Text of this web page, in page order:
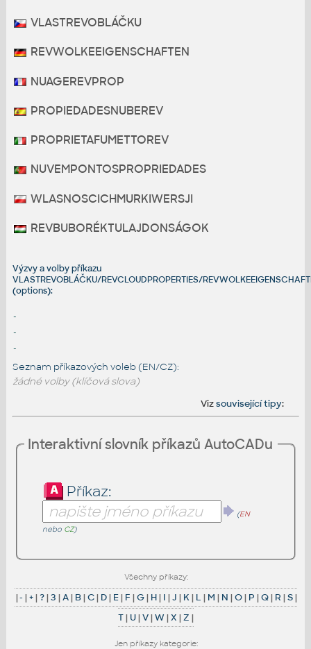
VLASTREVOBLÁČKU
REVWOLKEEIGENSCHAFTEN
NUAGEREVPROP
PROPIEDADESNUBEREV
PROPRIETAFUMETTOREV
NUVEMPONTOSPROPRIEDADES
WLASNOSCICHMURKIWERSJI
REVBUBORÉKTULAJDONSÁGOK
Výzvy a volby příkazu
VLASTREVOBLÁČKU/REVCLOUDPROPERTIES/
(options):
-
-
-
Seznam příkazových voleb (EN/CZ):
žádné volby (klíčová slova)
Vizsouvisející tipy:
Interaktivní slovník příkazů AutoCADu
Příkaz:
(EN
nebo CZ)
Všechny příkazy:
|- |+|?|3 |A| B|C| D| E| F |G| H| I |J | K| L | M | N |O| P |Q| R |S|
T| U|V|W|X |Z |
Jen příkazy kategorie: